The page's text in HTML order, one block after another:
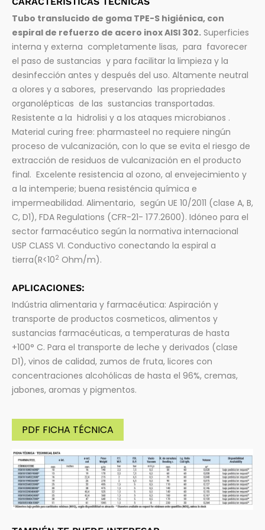
Tubo translucido de goma TPE-S higiénica, con
espiral de refuerzo de acero inox AISI 302. Superficies
interna y externa completamente lisas, para favorecer
el paso de sustancias y para facilitar la limpieza y la
desinfección antes y después del uso. Altamente neutral
a olores y a sabores, preservando las propriedades
organolépticas de las sustancias transportadas.
Resistente a la hidrolisi y a los ataques microbianos .
Material curing free: pharmasteel no requiere ningún
proceso de vulcanización, con lo que se evita el riesgo de
extracción de residuos de vulcanización en el producto
final. Excelente resistencia al ozono, al envejecimiento y
a la intemperie; buena resisténcia química e
impermeabilidad. Alimentario, según UE 10/2011 (clase A, B,
C, D1), FDA Regulations (CFR-21- 177.2600). Idóneo para el
sector farmacéutico según la normativa internacional
USP CLASS VI. Conductivo conectando la espiral a
tierra(R<102 Ohm/m).
APLICACIONES:
Indústria alimentaria y farmacéutica: Aspiración y
transporte de productos cosmeticos, alimentos y
sustancias farmacéuticas, a temperaturas de hasta
+100° C. Para el transporte de leche y derivados (clase
D1), vinos de calidad, zumos de fruta, licores con
concentraciones alcohólicas de hasta el 96%, cremas,
jabones, aromas y pigmentos.
PDF FICHA TÉCNICA